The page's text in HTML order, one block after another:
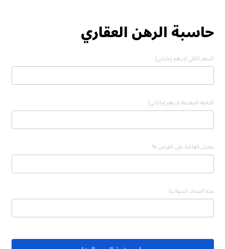
حاسبة الرهن العقاري
السعر الكلي (درهم إماراتي)
الدفعة المقدمة (درهم إماراتي)
معدل الفائدة على القرض %
مدة السداد (سنوات)